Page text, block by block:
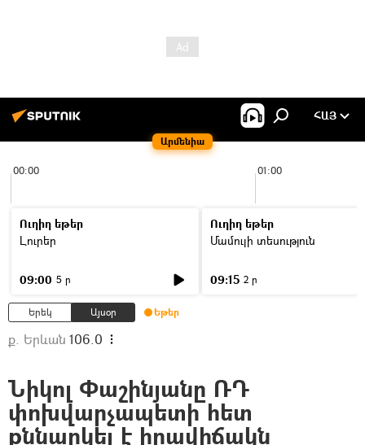
Արմենիա
ՀԱՅ
00:00 01:00
Ուղիղ եթեր
Լուրեր
09:00 5 ր
Ուղիղ եթեր
Մամուլի տեսություն
09:15 2 ր
Երեկ Այսօր Եթեր
ք. Երևան 106.0
Նիկոլ Փաշինյանը ՌԴ
փոխվարչապետի հետ
քննարկել է իրավիճակն